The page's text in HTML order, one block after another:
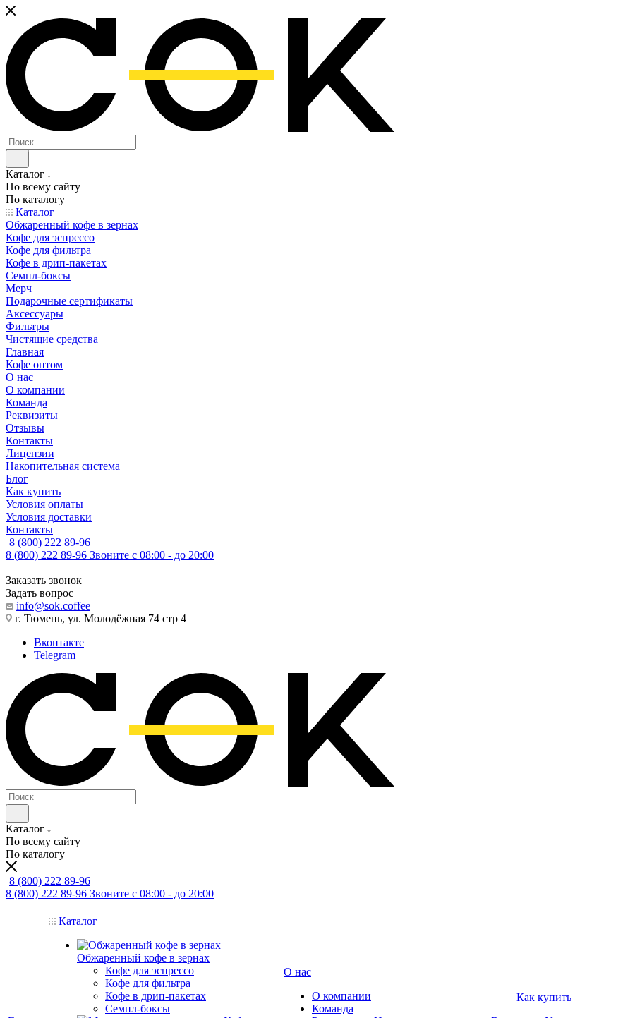
Каталог
По всему сайту
По каталогу
Каталог
Обжаренный кофе в зернах
Кофе для эспрессо
Кофе для фильтра
Кофе в дрип-пакетах
Семпл-боксы
Мерч
Подарочные сертификаты
Аксессуары
Фильтры
Чистящие средства
Главная
Кофе оптом
О нас
О компании
Команда
Реквизиты
Отзывы
Контакты
Лицензии
Накопительная система
Блог
Как купить
Условия оплаты
Условия доставки
Контакты
8 (800) 222 89-96
8 (800) 222 89-96 Звоните с 08:00 - до 20:00
Заказать звонок
Задать вопрос
info@sok.coffee
г. Тюмень, ул. Молодёжная 74 стр 4
Вконтакте
Telegram
Каталог
По всему сайту
По каталогу
8 (800) 222 89-96
8 (800) 222 89-96 Звоните с 08:00 - до 20:00
Каталог
Обжаренный кофе в зернах
Кофе для эспрессо
Кофе для фильтра
Кофе в дрип-пакетах
Семпл-боксы
О нас
О компании
Команда
Как купить